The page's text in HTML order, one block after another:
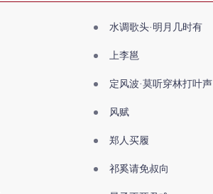
水调歌头·明月几时有
上李邕
定风波·莫听穿林打叶声
风赋
郑人买履
祁奚请免叔向